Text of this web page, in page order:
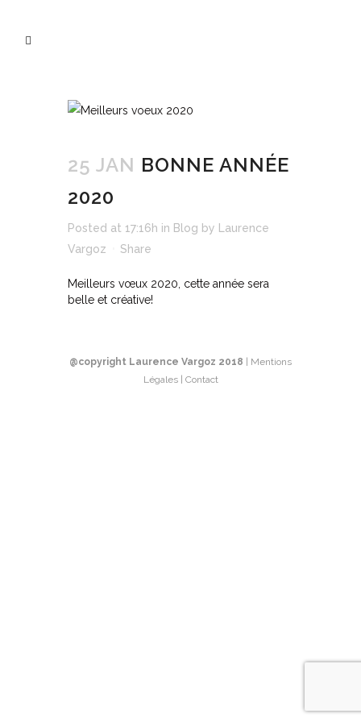
25 JAN BONNE ANNÉE
2020
Posted at 17:16h in Blog by Laurence
Vargoz
Share
Meilleurs vœux 2020, cette année sera
belle et créative!
@copyright Laurence Vargoz 2018 | Mentions
Légales | Contact